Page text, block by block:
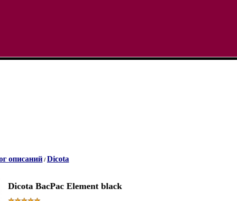
описаний / Dicota
Dicota BacPac Element black